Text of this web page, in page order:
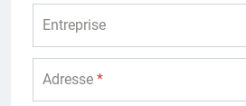
Entreprise
Adresse *